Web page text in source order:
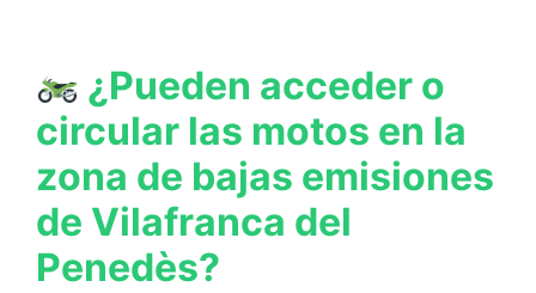
¿Pueden acceder o
circular las motos en la
zona de bajas emisiones
de Vilafranca del
Penedès?